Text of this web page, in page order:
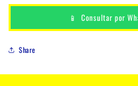
📱 Consultar por
Share